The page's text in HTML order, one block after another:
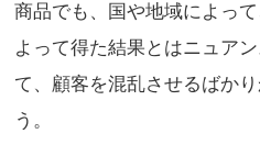
商品でも、国や地域によっ
よって得た結果とはニュア
て、顧客を混乱させるばか
う。